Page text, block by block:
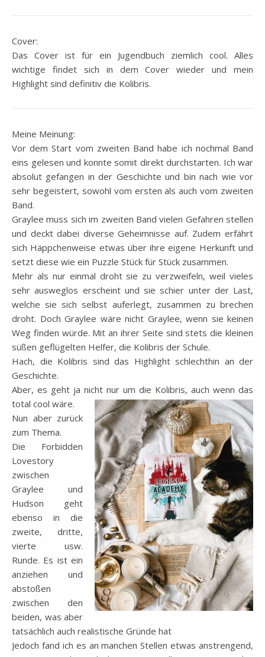
Cover:
Das Cover ist für ein Jugendbuch ziemlich cool. Alles
wichtige findet sich in dem Cover wieder und mein
Highlight sind definitiv die Kolibris.
Meine Meinung:
Vor dem Start vom zweiten Band habe ich nochmal Band
eins gelesen und konnte somit direkt durchstarten. Ich war
absolut gefangen in der Geschichte und bin nach wie vor
sehr begeistert, sowohl vom ersten als auch vom zweiten
Band.
Graylee muss sich im zweiten Band vielen Gefahren stellen
und deckt dabei diverse Geheimnisse auf. Zudem erfährt
sich Häppchenweise etwas über ihre eigene Herkunft und
setzt diese wie ein Puzzle Stück für Stück zusammen.
Mehr als nur einmal droht sie zu verzweifeln, weil vieles
sehr ausweglos erscheint und sie schier unter der Last,
welche sie sich selbst auferlegt, zusammen zu brechen
droht. Doch Graylee wäre nicht Graylee, wenn sie keinen
Weg finden würde. Mit an ihrer Seite sind stets die kleinen
süßen geflügelten Helfer, die Kolibris der Schule.
Hach, die Kolibris sind das Highlight schlechthin an der
Geschichte.
Aber, es geht ja nicht nur um die Kolibris, auch wenn das
total cool wäre.
Nun aber zurück
zum Thema.
Die Forbidden
Lovestory
zwischen
Graylee und
Hudson geht
ebenso in die
zweite, dritte,
vierte usw.
Runde. Es ist ein
anziehen und
abstoßen
zwischen den
beiden, was aber
tatsächlich auch realistische Gründe hat
Jedoch fand ich es an manchen Stellen etwas anstrengend,